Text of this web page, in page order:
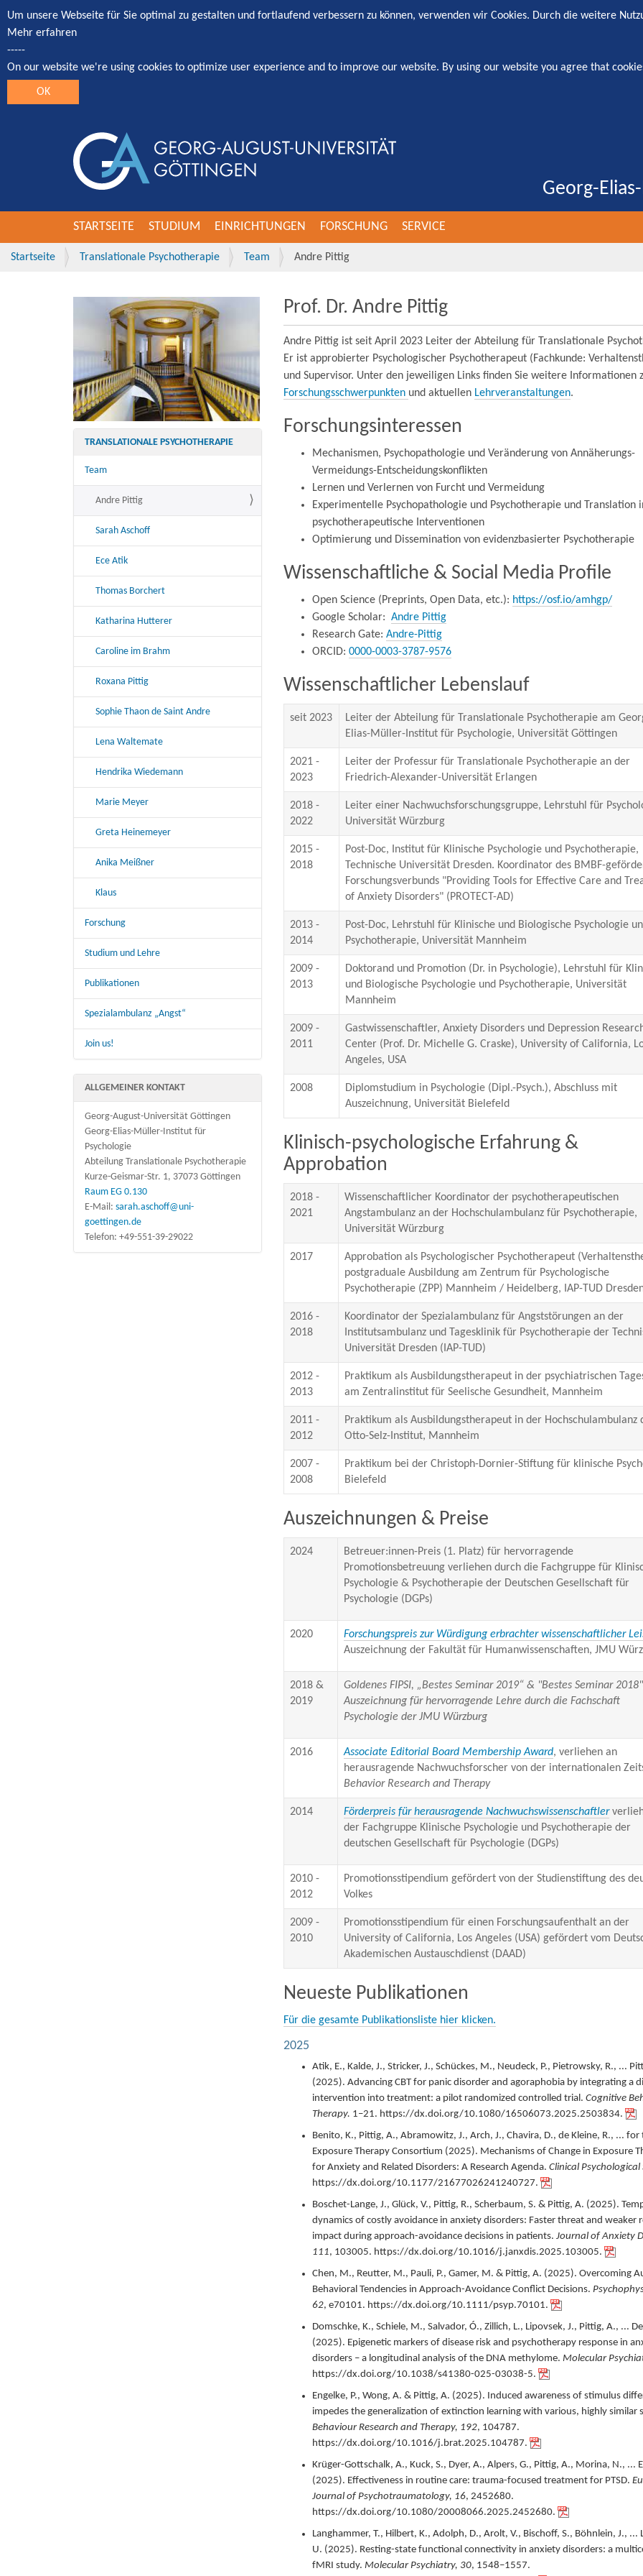
Um unsere Webseite für Sie optimal zu gestalten und fortlaufend verbessern zu können, verwenden wir Cookies. Durch die weitere
Mehr erfahren
-----
On our website we're using cookies to optimize user experience and to improve our website. By using our website you agree that
OK
Georg-
STARTSEITE STUDIUM EINRICHTUNGEN FORSCHUNG SERVICE
Startseite Translationale Psychotherapie Team Andre Pittig
Prof. Dr. Andre Pittig
Andre Pittig ist seit April 2023 Leiter der Abteilung für Translationale
Er ist approbierter Psychologischer Psychotherapeut (Fachkunde:
und Supervisor. Unter den jeweiligen Links finden Sie weitere Informationen
Forschungsschwerpunkten und aktuellen Lehrveranstaltungen.
Forschungsinteressen
Mechanismen, Psychopathologie und Veränderung von Annäherungs-
Vermeidungs-Entscheidungskonflikten
Lernen und Verlernen von Furcht und Vermeidung
Experimentelle Psychopathologie und Psychotherapie und Translation
psychotherapeutische Interventionen
Optimierung und Dissemination von evidenzbasierter Psychotherapie
Wissenschaftliche & Social Media Profile
Open Science (Preprints, Open Data, etc.): https://osf.io/amhgp/
Google Scholar: Andre Pittig
Research Gate: Andre-Pittig
ORCID: 0000-0003-3787-9576
Wissenschaftlicher Lebenslauf
seit 2023
Leiter der Abteilung für Translationale Psychotherapie am
Elias-Müller-Institut für Psychologie, Universität Göttingen
2021 -
2023
Leiter der Professur für Translationale Psychotherapie an der
Friedrich-Alexander-Universität Erlangen
2018 -
2022
Leiter einer Nachwuchsforschungsgruppe, Lehrstuhl für
Universität Würzburg
2015 -
2018
Post-Doc, Institut für Klinische Psychologie und Psychotherapie,
Technische Universität Dresden. Koordinator des BMBF-
Forschungsverbunds "Providing Tools for Effective Care and
of Anxiety Disorders" (PROTECT-AD)
2013 -
2014
Post-Doc, Lehrstuhl für Klinische und Biologische Psychologie
Psychotherapie, Universität Mannheim
2009 -
2013
Doktorand und Promotion (Dr. in Psychologie), Lehrstuhl für
und Biologische Psychologie und Psychotherapie, Universität
Mannheim
2009 -
2011
Gastwissenschaftler, Anxiety Disorders und Depression
Center (Prof. Dr. Michelle G. Craske), University of California,
Angeles, USA
2008
Diplomstudium in Psychologie (Dipl.-Psych.), Abschluss mit
Auszeichnung, Universität Bielefeld
Klinisch-psychologische Erfahrung &
Approbation
2018 -
2021
Wissenschaftlicher Koordinator der psychotherapeutischen
Angstambulanz an der Hochschulambulanz für Psychotherapie,
Universität Würzburg
2017
Approbation als Psychologischer Psychotherapeut
postgraduale Ausbildung am Zentrum für Psychologische
Psychotherapie (ZPP) Mannheim / Heidelberg, IAP-TUD
2016 -
2018
Koordinator der Spezialambulanz für Angststörungen an der
Institutsambulanz und Tagesklinik für Psychotherapie der
Universität Dresden (IAP-TUD)
2012 -
2013
Praktikum als Ausbildungstherapeut in der psychiatrischen
am Zentralinstitut für Seelische Gesundheit, Mannheim
2011 -
2012
Praktikum als Ausbildungstherapeut in der Hochschulambulanz
Otto-Selz-Institut, Mannheim
2007 -
2008
Praktikum bei der Christoph-Dornier-Stiftung für klinische
Bielefeld
Auszeichnungen & Preise
2024
Betreuer:innen-Preis (1. Platz) für hervorragende
Promotionsbetreuung verliehen durch die Fachgruppe für
Psychologie & Psychotherapie der Deutschen Gesellschaft für
Psychologie (DGPs)
2020 Forschungspreis zur Würdigung erbrachter wissenschaftlicher
Auszeichnung der Fakultät für Humanwissenschaften, JMU
2018 &
2019
Goldenes FIPSI, „Bestes Seminar 2019“ & "Bestes Seminar
Auszeichnung für hervorragende Lehre durch die Fachschaft
Psychologie der JMU Würzburg
2016 Associate Editorial Board Membership Award, verliehen an
herausragende Nachwuchsforscher von der internationalen
Behavior Research and Therapy
2014 Förderpreis für herausragende Nachwuchswissenschaftler
der Fachgruppe Klinische Psychologie und Psychotherapie der
deutschen Gesellschaft für Psychologie (DGPs)
2010 -
2012
Promotionsstipendium gefördert von der Studienstiftung des
Volkes
2009 -
2010
Promotionsstipendium für einen Forschungsaufenthalt an der
University of California, Los Angeles (USA) gefördert vom
Akademischen Austauschdienst (DAAD)
Neueste Publikationen
Für die gesamte Publikationsliste hier klicken.
2025
Atik, E., Kalde, J., Stricker, J., Schückes, M., Neudeck, P., Pietrowsky, R., ...
(2025). Advancing CBT for panic disorder and agoraphobia by integrating a
intervention into treatment: a pilot randomized controlled trial. Cognitive
Therapy. 1–21. https://dx.doi.org/10.1080/16506073.2025.2503834.
Benito, K., Pittig, A., Abramowitz, J., Arch, J., Chavira, D., de Kleine, R., ... for
Exposure Therapy Consortium (2025). Mechanisms of Change in Exposure
for Anxiety and Related Disorders: A Research Agenda. Clinical Psychological
https://dx.doi.org/10.1177/21677026241240727.
Boschet-Lange, J., Glück, V., Pittig, R., Scherbaum, S. & Pittig, A. (2025).
dynamics of costly avoidance in anxiety disorders: Faster threat and weaker
impact during approach-avoidance decisions in patients. Journal of Anxiety
111, 103005. https://dx.doi.org/10.1016/j.janxdis.2025.103005.
Chen, M., Reutter, M., Pauli, P., Gamer, M. & Pittig, A. (2025). Overcoming
Behavioral Tendencies in Approach-Avoidance Conflict Decisions.
62, e70101. https://dx.doi.org/10.1111/psyp.70101.
Domschke, K., Schiele, M., Salvador, Ó., Zillich, L., Lipovsek, J., Pittig, A., ...
(2025). Epigenetic markers of disease risk and psychotherapy response in
disorders – a longitudinal analysis of the DNA methylome. Molecular
https://dx.doi.org/10.1038/s41380-025-03038-5.
Engelke, P., Wong, A. & Pittig, A. (2025). Induced awareness of stimulus
impedes the generalization of extinction learning with various, highly similar
Behaviour Research and Therapy, 192, 104787.
https://dx.doi.org/10.1016/j.brat.2025.104787.
Krüger-Gottschalk, A., Kuck, S., Dyer, A., Alpers, G., Pittig, A., Morina, N., ...
(2025). Effectiveness in routine care: trauma-focused treatment for PTSD.
Journal of Psychotraumatology, 16, 2452680.
https://dx.doi.org/10.1080/20008066.2025.2452680.
Langhammer, T., Hilbert, K., Adolph, D., Arolt, V., Bischoff, S., Böhnlein, J., ...
U. (2025). Resting-state functional connectivity in anxiety disorders: a
fMRI study. Molecular Psychiatry, 30, 1548–1557.
TRANSLATIONALE PSYCHOTHERAPIE
Team
Andre Pittig
Sarah Aschoff
Ece Atik
Thomas Borchert
Katharina Hutterer
Caroline im Brahm
Roxana Pittig
Sophie Thaon de Saint Andre
Lena Waltemate
Hendrika Wiedemann
Marie Meyer
Greta Heinemeyer
Anika Meißner
Klaus
Forschung
Studium und Lehre
Publikationen
Spezialambulanz „Angst“
Join us!
ALLGEMEINER KONTAKT
Georg-August-Universität Göttingen
Georg-Elias-Müller-Institut für
Psychologie
Abteilung Translationale Psychotherapie
Kurze-Geismar-Str. 1, 37073 Göttingen
Raum EG 0.130
E-Mail: sarah.aschoff@uni-
goettingen.de
Telefon: +49-551-39-29022